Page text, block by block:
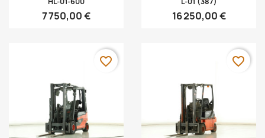
7 750,00 € 16 250,00 €
favorite_border favorite_border